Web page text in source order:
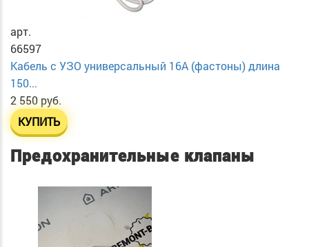
арт.
66597
Кабель с УЗО универсальный 16А (фастоны) длина
150...
2 550 руб.
КУПИТЬ
Предохранительные клапаны